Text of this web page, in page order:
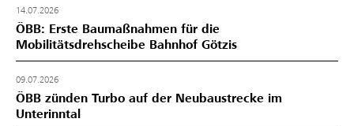
14.07.2026
ÖBB: Erste Baumaßnahmen für die
Mobilitätsdrehscheibe Bahnhof Götzis
09.07.2026
ÖBB zünden Turbo auf der Neubaustrecke im
Unterinntal